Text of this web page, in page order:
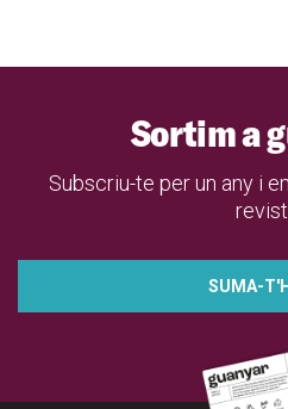
Sortim a
Subscriu-te per un any i
SUMA-